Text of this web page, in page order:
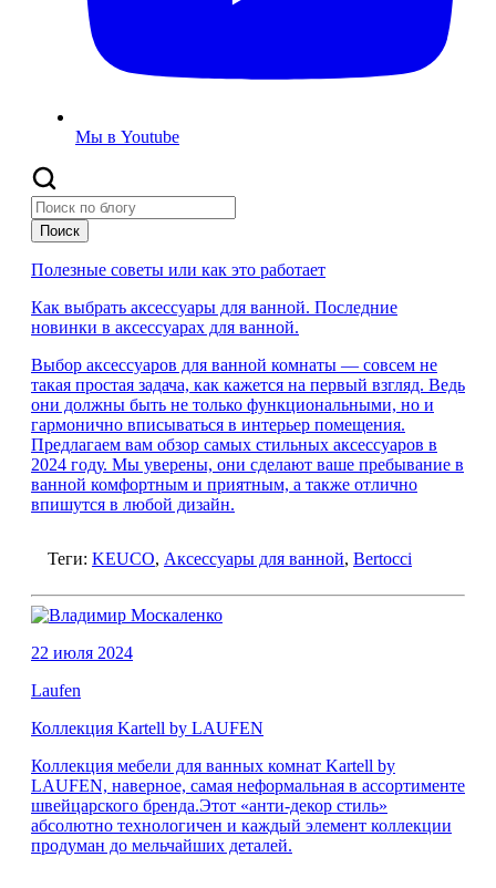
Мы в Youtube
Поиск
Полезные советы или как это работает
Как выбрать аксессуары для ванной. Последние
новинки в аксессуарах для ванной.
Выбор аксессуаров для ванной комнаты — совсем не
такая простая задача, как кажется на первый взгляд. Ведь
они должны быть не только функциональными, но и
гармонично вписываться в интерьер помещения.
Предлагаем вам обзор самых стильных аксессуаров в
2024 году. Мы уверены, они сделают ваше пребывание в
ванной комфортным и приятным, а также отлично
впишутся в любой дизайн.
Теги: KEUCO, Аксессуары для ванной, Bertocci
22 июля 2024
Laufen
Коллекция Kartell by LAUFEN
Коллекция мебели для ванных комнат Kartell by
LAUFEN, наверное, самая неформальная в ассортименте
швейцарского бренда.Этот «анти-декор стиль»
абсолютно технологичен и каждый элемент коллекции
продуман до мельчайших деталей.